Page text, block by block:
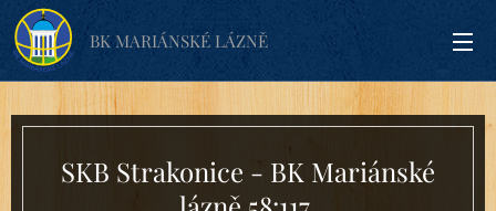
BK MARIÁNSKÉ LÁZNĚ
SKB Strakonice - BK Mariánské